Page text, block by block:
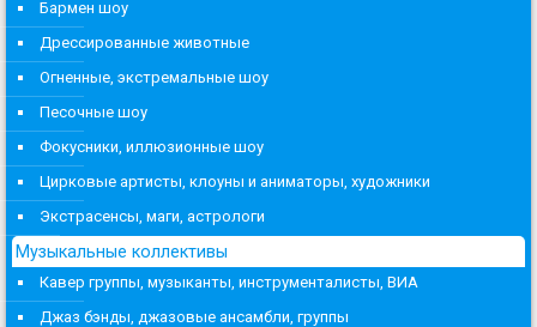
Бармен шоу
Дрессированные животные
Огненные, экстремальные шоу
Песочные шоу
Фокусники, иллюзионные шоу
Цирковые артисты, клоуны и аниматоры, художники
Экстрасенсы, маги, астрологи
Музыкальные коллективы
Кавер группы, музыканты, инструменталисты, ВИА
Джаз бэнды, джазовые ансамбли, группы